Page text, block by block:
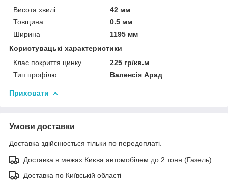
Висота хвилі
42 мм
Товщина
0.5 мм
Ширина
1195 мм
Користувацькi характеристики
Клас покриття цинку
225 гр/кв.м
Тип профілю
Валенсія Арад
Приховати
Умови доставки
Доставка здійснюється тільки по передоплаті.
Доставка в межах Києва автомобілем до 2 тонн (Газель)
Доставка по Київській області